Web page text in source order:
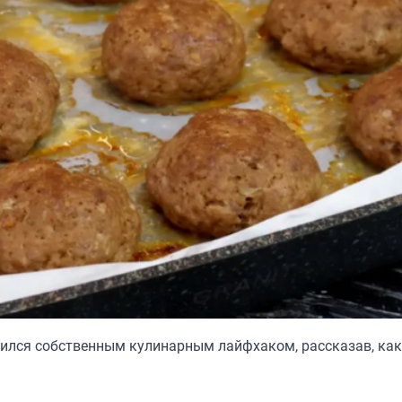
собственным кулинарным лайфхаком, рассказав,